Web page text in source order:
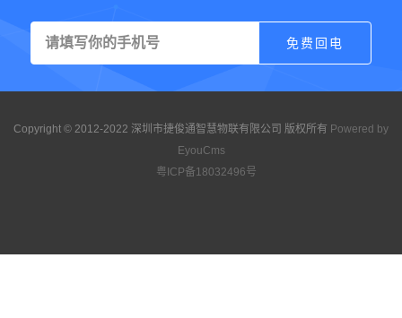
Copyright © 2012-2022 深圳市捷俊通智慧物联有限公司 版权所有 Powered by
EyouCms
粤ICP备18032496号